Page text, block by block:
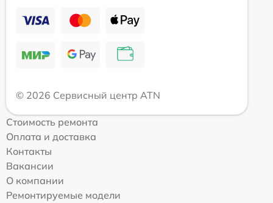
© 2026 Сервисный центр ATN
Стоимость ремонта
Оплата и доставка
Контакты
Вакансии
О компании
Ремонтируемые модели